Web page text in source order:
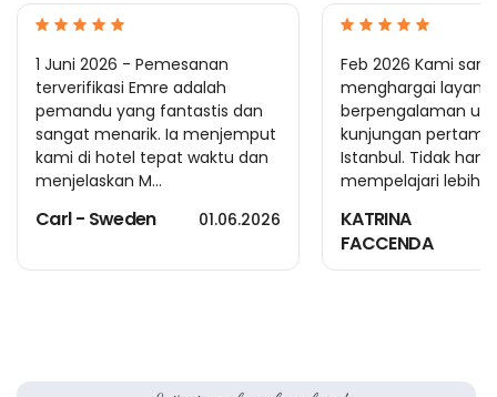
1 Juni 2026 - Pemesanan
terverifikasi Emre adalah
pemandu yang fantastis dan
sangat menarik. Ia menjemput
kami di hotel tepat waktu dan
menjelaskan M...
Carl - Sweden 01.06.2026
Feb 2026 Kami
menghargai
berpengalaman
kunjungan
Istanbul. Tidak
mempelajari lebih
KATRINA
FACCENDA